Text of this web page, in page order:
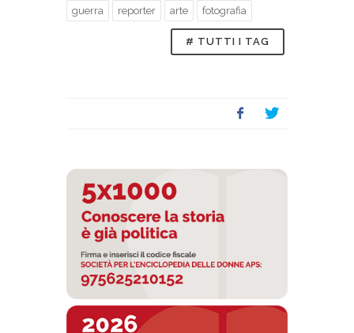
guerra reporter arte fotografia
# TUTTI I TAG